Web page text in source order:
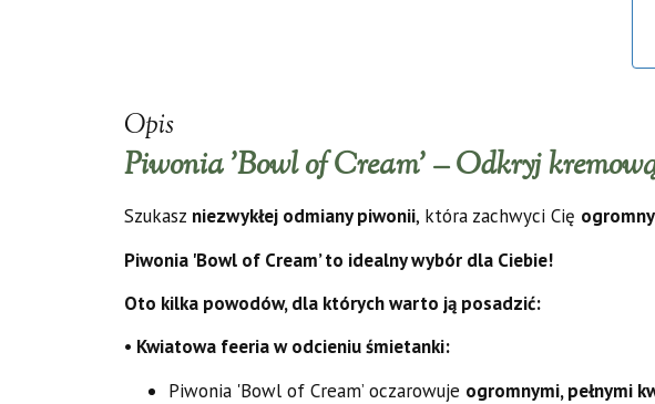
Opis
Piwonia 'Bowl of Cream’ – Odkryj
Szukasz niezwykłej odmiany piwonii, która zachwyci Cię
Piwonia 'Bowl of Cream’ to idealny wybór dla Ciebie!
Oto kilka powodów, dla których warto ją posadzić:
• Kwiatowa feeria w odcieniu śmietanki:
Piwonia 'Bowl of Cream’ oczarowuje ogromnymi, pełnymi